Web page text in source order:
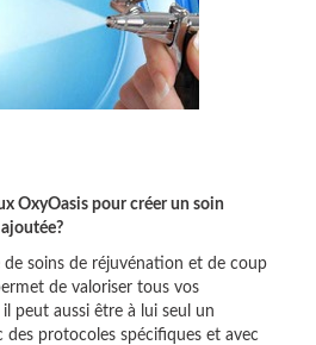
OxyOasis pour créer un soin
soins de réjuvénation et de coup
de valoriser tous vos
peut aussi être à lui seul un
des protocoles spécifiques et avec